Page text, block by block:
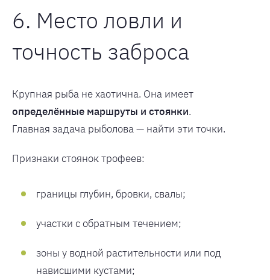
6. Место ловли и
точность заброса
Крупная рыба не хаотична. Она имеет
определённые маршруты и стоянки.
Главная задача рыболова — найти эти точки.
Признаки стоянок трофеев:
границы глубин, бровки, свалы;
участки с обратным течением;
зоны у водной растительности или под
нависшими кустами;